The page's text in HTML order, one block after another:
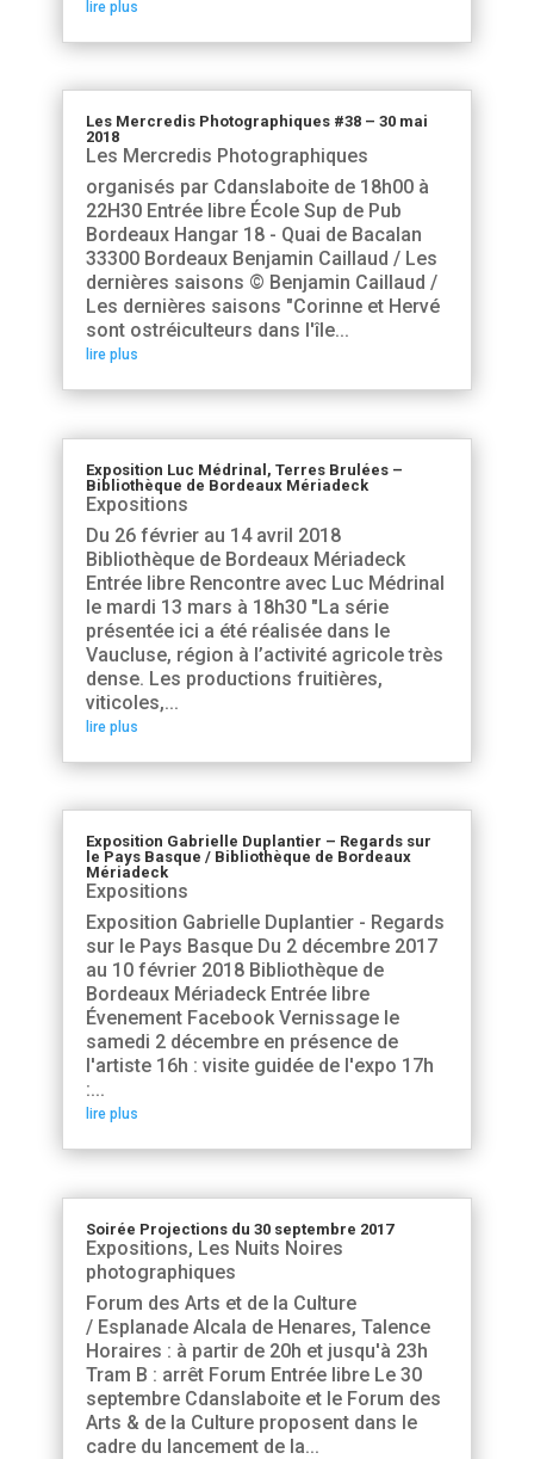
lire plus
Les Mercredis Photographiques #38 – 30 mai
2018
Les Mercredis Photographiques
organisés par Cdanslaboite de 18h00 à
22H30 Entrée libre École Sup de Pub
Bordeaux Hangar 18 - Quai de Bacalan
33300 Bordeaux Benjamin Caillaud / Les
dernières saisons © Benjamin Caillaud /
Les dernières saisons "Corinne et Hervé
sont ostréiculteurs dans l'île...
lire plus
Exposition Luc Médrinal, Terres Brulées –
Bibliothèque de Bordeaux Mériadeck
Expositions
Du 26 février au 14 avril 2018
Bibliothèque de Bordeaux Mériadeck
Entrée libre Rencontre avec Luc Médrinal
le mardi 13 mars à 18h30 "La série
présentée ici a été réalisée dans le
Vaucluse, région à l’activité agricole très
dense. Les productions fruitières,
viticoles,...
lire plus
Exposition Gabrielle Duplantier – Regards sur
le Pays Basque / Bibliothèque de Bordeaux
Mériadeck
Expositions
Exposition Gabrielle Duplantier - Regards
sur le Pays Basque Du 2 décembre 2017
au 10 février 2018 Bibliothèque de
Bordeaux Mériadeck Entrée libre
Évenement Facebook Vernissage le
samedi 2 décembre en présence de
l'artiste 16h : visite guidée de l'expo 17h
:...
lire plus
Soirée Projections du 30 septembre 2017
Expositions, Les Nuits Noires
photographiques
Forum des Arts et de la Culture
/ Esplanade Alcala de Henares, Talence
Horaires : à partir de 20h et jusqu'à 23h
Tram B : arrêt Forum Entrée libre Le 30
septembre Cdanslaboite et le Forum des
Arts & de la Culture proposent dans le
cadre du lancement de la...